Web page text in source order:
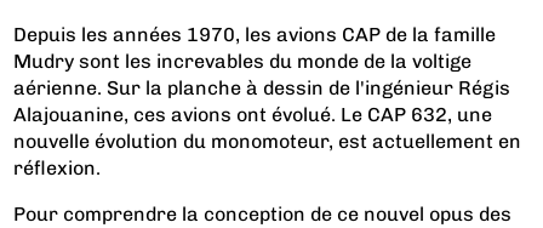
Depuis les années 1970, les avions CAP de la famille
Mudry sont les increvables du monde de la voltige
aérienne. Sur la planche à dessin de l'ingénieur Régis
Alajouanine, ces avions ont évolué. Le CAP 632, une
nouvelle évolution du monomoteur, est actuellement en
réflexion.
Pour comprendre la conception de ce nouvel opus des